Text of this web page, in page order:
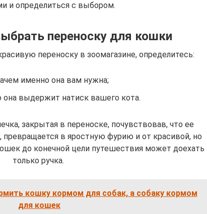
и определиться с выбором.
переноску для кошки
переноску в зоомагазине, определитесь:
именно она вам нужна;
она выдержит натиск вашего кота.
закрытая в переноске, почувствовав, что ее
в яростную фурию и от красивой, но
до конечной цели путешествия может доехать
только ручка.
кошку кормом для собак, а собаку кормом
для кошек